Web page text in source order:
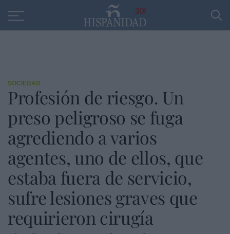
30
SOCIEDAD
Profesión de riesgo. Un
preso peligroso se fuga
agrediendo a varios
agentes, uno de ellos, que
estaba fuera de servicio,
sufre lesiones graves que
requirieron cirugía